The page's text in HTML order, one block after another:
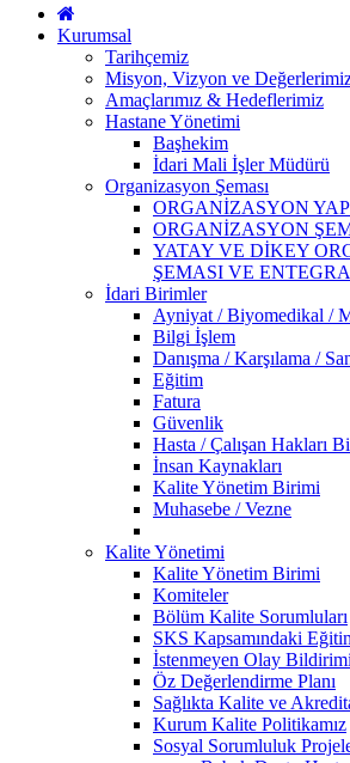
Kurumsal
Tarihçemiz
Misyon, Vizyon ve
Amaçlarımız & Hedeflerimiz
Hastane Yönetimi
Başhekim
İdari Mali İşler Müdürü
Organizasyon Şeması
ORGANİZASYON
ORGANİZASYON
YATAY VE DİKEY
ŞEMASI VE
İdari Birimler
Ayniyat / Biyomedikal /
Bilgi İşlem
Danışma / Karşılama /
Eğitim
Fatura
Güvenlik
Hasta / Çalışan Hakları
İnsan Kaynakları
Kalite Yönetim Birimi
Muhasebe / Vezne
Kalite Yönetimi
Kalite Yönetim Birimi
Komiteler
Bölüm Kalite Sorumluları
SKS Kapsamındaki
İstenmeyen Olay Bildirimi
Öz Değerlendirme Planı
Sağlıkta Kalite ve
Kurum Kalite Politikamız
Sosyal Sorumluluk